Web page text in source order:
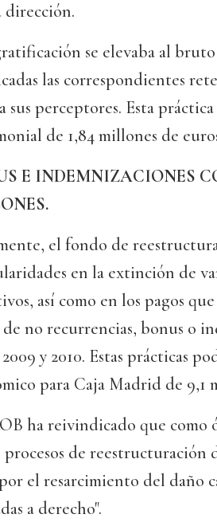
dirección.
se elevaba al
las correspondientes
sus perceptores. Esta
de 1,84 millones de
E INDEMNIZACIONES
el fondo de
en la extinción de
así como en los pagos
no recurrencias, bonus o
y 2010. Estas prácticas
para Caja Madrid de 9,1
ha reivindicado que como
procesos de reestructuración
el resarcimiento del daño
a derecho".